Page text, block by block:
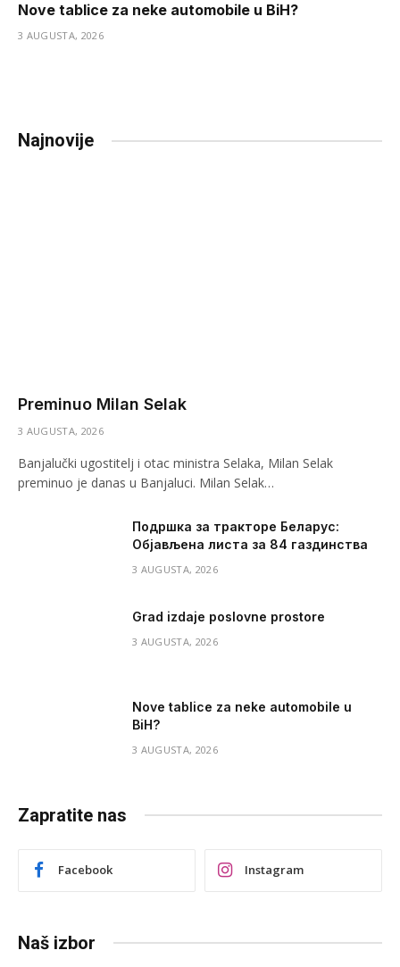
Nove tablice za neke automobile u BiH?
3 AUGUSTA, 2026
Najnovije
Preminuo Milan Selak
3 AUGUSTA, 2026
Banjalučki ugostitelj i otac ministra Selaka, Milan Selak
preminuo je danas u Banjaluci. Milan Selak…
Подршка за тракторе Беларус:
Објављена листа за 84 газдинства
3 AUGUSTA, 2026
Grad izdaje poslovne prostore
3 AUGUSTA, 2026
Nove tablice za neke automobile u
BiH?
3 AUGUSTA, 2026
Zapratite nas
Facebook Instagram
Naš izbor